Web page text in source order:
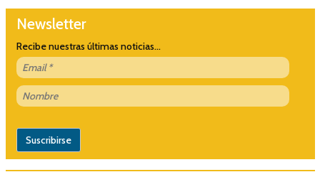
Newsletter
Recibe nuestras últimas noticias...